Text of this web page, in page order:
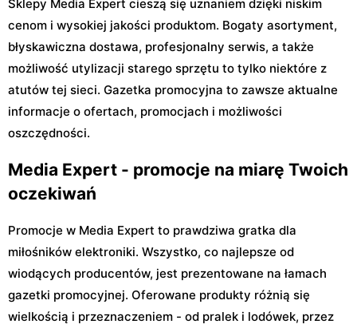
Sklepy Media Expert cieszą się uznaniem dzięki niskim
cenom i wysokiej jakości produktom. Bogaty asortyment,
błyskawiczna dostawa, profesjonalny serwis, a także
możliwość utylizacji starego sprzętu to tylko niektóre z
atutów tej sieci. Gazetka promocyjna to zawsze aktualne
informacje o ofertach, promocjach i możliwości
oszczędności.
Media Expert - promocje na miarę Twoich
oczekiwań
Promocje w Media Expert to prawdziwa gratka dla
miłośników elektroniki. Wszystko, co najlepsze od
wiodących producentów, jest prezentowane na łamach
gazetki promocyjnej. Oferowane produkty różnią się
wielkością i przeznaczeniem - od pralek i lodówek, przez